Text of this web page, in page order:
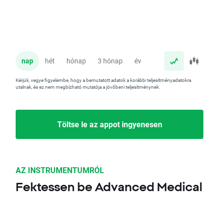
nap hét hónap 3 hónap év
Kérjük, vegye figyelembe, hogy a bemutatott adatok a korábbi teljesítményadatokra
utalnak, és ez nem megbízható mutatója a jövőbeni teljesítménynek.
Töltse le az appot ingyenesen
AZ INSTRUMENTUMRÓL
Fektessen be Advanced Medical